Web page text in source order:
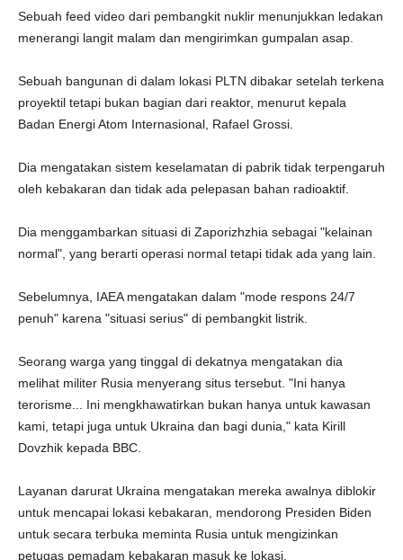
Sebuah feed video dari pembangkit nuklir menunjukkan ledakan
menerangi langit malam dan mengirimkan gumpalan asap.
Sebuah bangunan di dalam lokasi PLTN dibakar setelah terkena
proyektil tetapi bukan bagian dari reaktor, menurut kepala
Badan Energi Atom Internasional, Rafael Grossi.
Dia mengatakan sistem keselamatan di pabrik tidak terpengaruh
oleh kebakaran dan tidak ada pelepasan bahan radioaktif.
Dia menggambarkan situasi di Zaporizhzhia sebagai "kelainan
normal", yang berarti operasi normal tetapi tidak ada yang lain.
Sebelumnya, IAEA mengatakan dalam "mode respons 24/7
penuh" karena "situasi serius" di pembangkit listrik.
Seorang warga yang tinggal di dekatnya mengatakan dia
melihat militer Rusia menyerang situs tersebut. "Ini hanya
terorisme... Ini mengkhawatirkan bukan hanya untuk kawasan
kami, tetapi juga untuk Ukraina dan bagi dunia," kata Kirill
Dovzhik kepada BBC.
Layanan darurat Ukraina mengatakan mereka awalnya diblokir
untuk mencapai lokasi kebakaran, mendorong Presiden Biden
untuk secara terbuka meminta Rusia untuk mengizinkan
petugas pemadam kebakaran masuk ke lokasi.